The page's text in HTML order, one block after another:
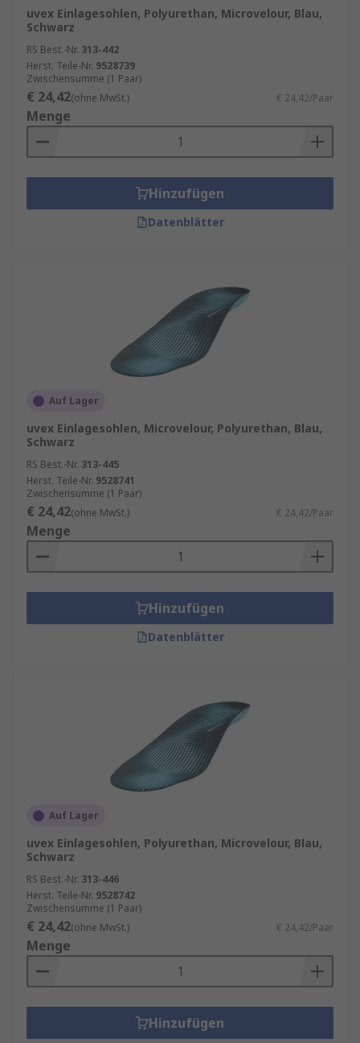
uvex Einlagesohlen, Polyurethan, Microvelour, Blau,
Schwarz
RS Best.-Nr. 313-442
Herst. Teile-Nr. 9528739
Zwischensumme (1 Paar)
€ 24,42(ohne MwSt.) € 24,42/Paar
Menge
Hinzufügen
Datenblätter
Auf Lager
uvex Einlagesohlen, Microvelour, Polyurethan, Blau,
Schwarz
RS Best.-Nr. 313-445
Herst. Teile-Nr. 9528741
Zwischensumme (1 Paar)
€ 24,42(ohne MwSt.) € 24,42/Paar
Menge
Hinzufügen
Datenblätter
Auf Lager
uvex Einlagesohlen, Polyurethan, Microvelour, Blau,
Schwarz
RS Best.-Nr. 313-446
Herst. Teile-Nr. 9528742
Zwischensumme (1 Paar)
€ 24,42(ohne MwSt.) € 24,42/Paar
Menge
Hinzufügen